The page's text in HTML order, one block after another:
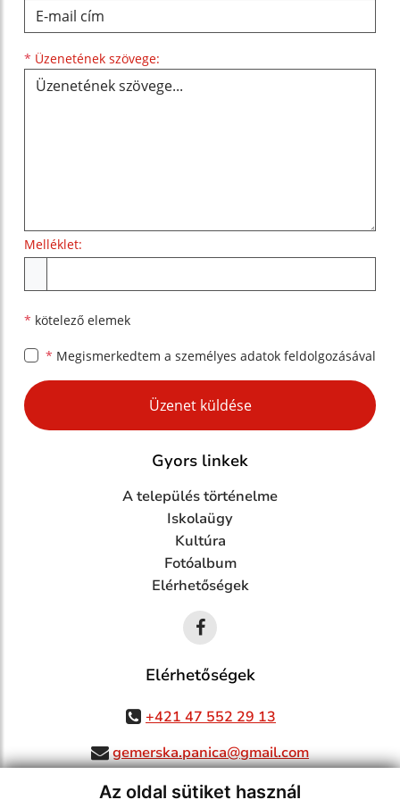
Az oldal sütiket használ
* Üzenetének szövege:
Melléklet:
* kötelező elemek
* Megismerkedtem a személyes adatok feldolgozásával
Google reCaptcha Response
Üzenet küldése
Gyors linkek
A település történelme
Iskolaügy
Kultúra
Fotóalbum
Elérhetőségek
Elérhetőségek
+421 47 552 29 13
gemerska.panica@gmail.com